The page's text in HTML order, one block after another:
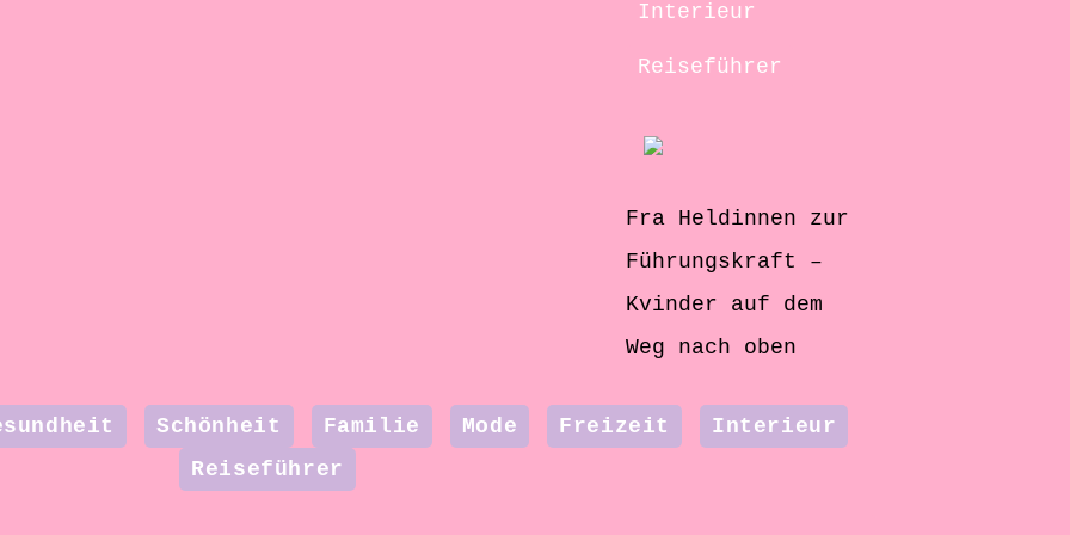
Interieur
Reiseführer
Fra Heldinnen zur
Führungskraft –
Kvinder auf dem
Weg nach oben
Schönheit Familie Mode Freizeit
Interieur
Reiseführer